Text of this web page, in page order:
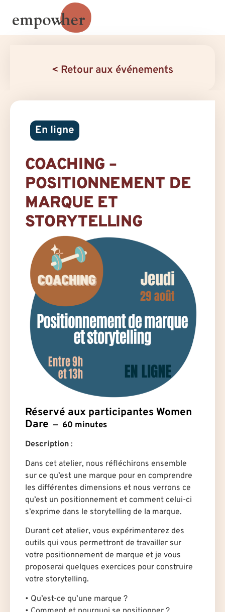
< Retour aux événements
En ligne
COACHING –
POSITIONNEMENT DE
MARQUE ET
STORYTELLING
Réservé aux participantes Women
Dare
60 minutes
Description :
Dans cet atelier, nous réfléchirons ensemble
sur ce qu’est une marque pour en comprendre
les différentes dimensions et nous verrons ce
qu’est un positionnement et comment celui-ci
s’exprime dans le storytelling de la marque.
Durant cet atelier, vous expérimenterez des
outils qui vous permettront de travailler sur
votre positionnement de marque et je vous
proposerai quelques exercices pour construire
votre storytelling.
• Qu’est-ce qu’une marque ?